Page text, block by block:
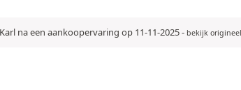
na een aankoopervaring op 11-11-2025- bekijk